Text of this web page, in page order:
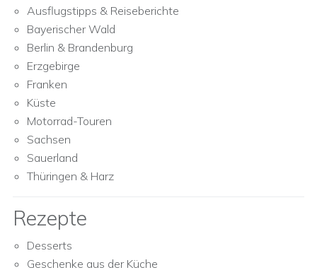
Ausflugstipps & Reiseberichte
Bayerischer Wald
Berlin & Brandenburg
Erzgebirge
Franken
Küste
Motorrad-Touren
Sachsen
Sauerland
Thüringen & Harz
Rezepte
Desserts
Geschenke aus der Küche